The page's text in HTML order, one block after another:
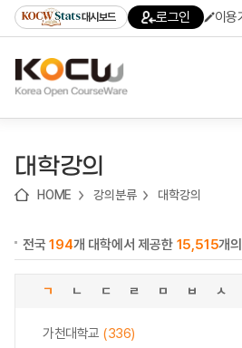
기
기
기
content)
가
대시보드 로그인 이용
대학강의
HOME 강의분류 대학강의
전국194개 대학에서 제공한 15,515개
ㄱ ㄴ ㄷ ㄹ ㅁ ㅂ ㅅ
가천대학교 (336)